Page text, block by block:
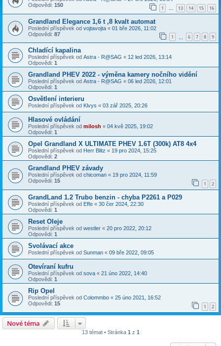
Odpovědi: 150 1 … 13 14 15 16
Grandland Elegance 1,6 t ,8 kvalt automat
Poslední příspěvek od vojtavojta « 01 bře 2026, 11:02
Odpovědi: 87 1 6 7 8 9
Chladící kapalina
Poslední příspěvek od Astra - R@SAG « 12 led 2026, 13:14
Odpovědi: 1
Grandland PHEV 2022 - výměna kamery nočního vidění
Poslední příspěvek od Astra - R@SAG « 06 led 2026, 12:01
Odpovědi: 1
Osvětlení interieru
Poslední příspěvek od Klvys « 03 zář 2025, 20:26
Hlasové ovládání
Poslední příspěvek od milosh « 04 kvě 2025, 19:02
Odpovědi: 1
Opel Grandland X ULTIMATE PHEV 1.6T (300k) AT8 4x4
Poslední příspěvek od Herr Blitz « 19 pro 2024, 15:25
Odpovědi: 2
Grandland PHEV závady
Poslední příspěvek od chicoman « 19 pro 2024, 11:59
Odpovědi: 15 1 2
GrandLand 1.2 Trubo benzin - chyba P2261 a P029
Poslední příspěvek od Effe « 30 čer 2024, 22:30
Odpovědi: 1
Reset Oleje
Poslední příspěvek od westler « 20 pro 2022, 20:12
Odpovědi: 1
Svolávací akce
Poslední příspěvek od Sunman « 09 bře 2022, 09:05
Otevíraní kufru
Poslední příspěvek od sova « 21 úno 2022, 14:40
Odpovědi: 1
Rip Opel
Poslední příspěvek od Colommbo « 25 úno 2021, 16:52
Odpovědi: 15 1 2
Nové téma
13 témat • Stránka 1 z 1